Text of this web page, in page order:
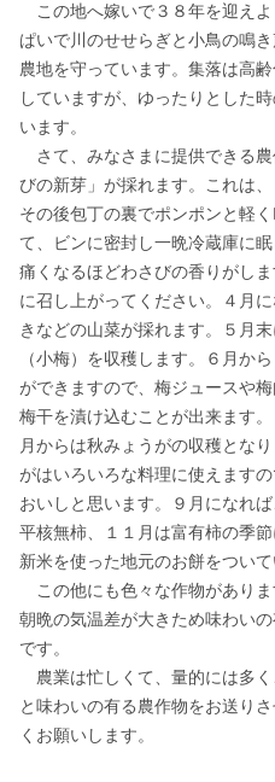
この地へ嫁いで３８年を迎え
ぱいで川のせせらぎと小鳥の鳴
農地を守っています。集落は高
していますが、ゆったりとした
います。
さて、みなさまに提供できる
びの新芽」が採れます。これは
その後包丁の裏でポンポンと軽
て、ビンに密封し一晩冷蔵庫に
痛くなるほどわさびの香りがし
に召し上がってください。４月
きなどの山菜が採れます。５月
（小梅）を収穫します。６月か
ができますので、梅ジュースや
梅干を漬け込むことが出来ます
月からは秋みょうがの収穫とな
がはいろいろな料理に使えます
おいしと思います。９月になれ
平核無柿、１１月は富有柿の季
新米を使った地元のお餅をついて
この他にも色々な作物がありま
朝晩の気温差が大きため味わい
です。
農業は忙しくて、量的には多
と味わいの有る農作物をお送り
くお願いします。